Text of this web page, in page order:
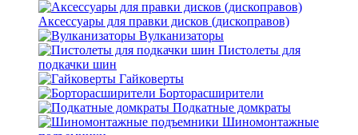
Аксессуары для правки дисков (дископравов)
Вулканизаторы
Пистолеты для
подкачки шин
Гайковерты
Борторасширители
Подкатные домкраты
Шиномонтажные